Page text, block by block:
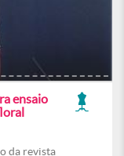
ensaio
da revista